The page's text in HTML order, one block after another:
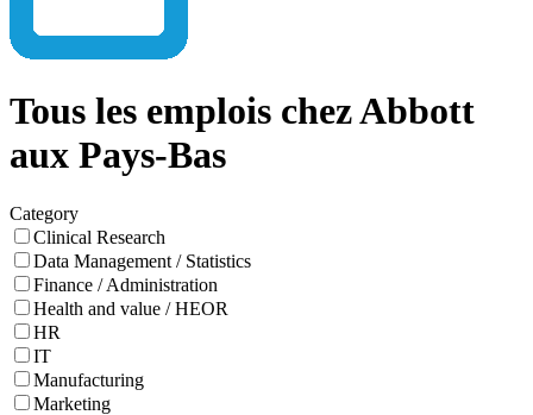
Tous les emplois chez Abbott
aux Pays-Bas
Category
Clinical Research
Data Management / Statistics
Finance / Administration
Health and value / HEOR
HR
IT
Manufacturing
Marketing